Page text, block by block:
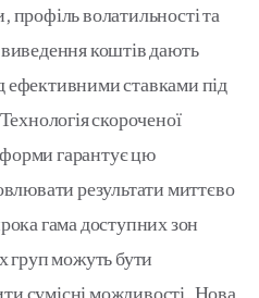
волатильності та
коштів дають
ефективними ставками під
скороченої
гарантує цю
результати миттєво
гама доступних зон
груп можуть бути
сумісні можливості. Нова